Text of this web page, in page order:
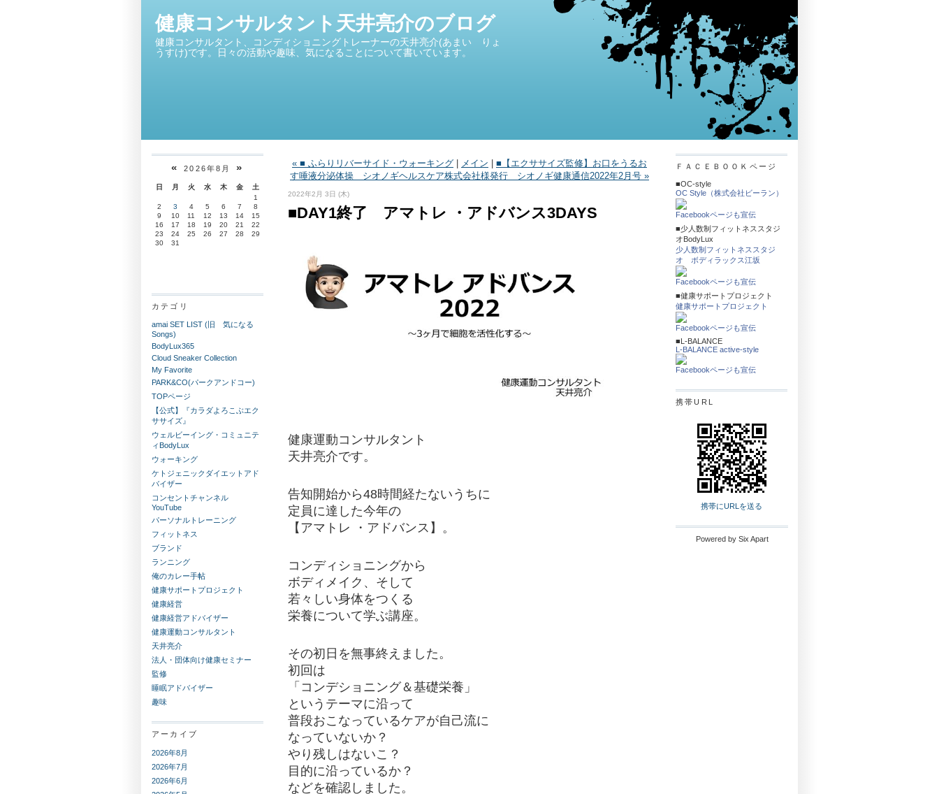
健康コンサルタント天井亮介のブログ
健康コンサルタント、コンディショニングトレーナーの天井亮介(あまい りょ
うすけ)です。日々の活動や趣味、気になることについて書いています。
«2026年8月 »
日 月 火 水 木 金
土
1
2
3 4 5 6 7
8
9
10 11 12 13 14
15
16
17 18 19 20 21
22
23
24 25 26 27 28
29
30
31
カテゴリ
amai SET LIST (旧 気になる
Songs)
BodyLux365
Cloud Sneaker Collection
My Favorite
PARK&CO(パークアンドコー)
TOPページ
【公式】『カラダよろこぶエク
ササイズ』
ウェルビーイング・コミュニテ
ィBodyLux
ウォーキング
ケトジェニックダイエットアド
バイザー
コンセントチャンネル
YouTube
パーソナルトレーニング
フィットネス
ブランド
ランニング
俺のカレー手帖
健康サポートプロジェクト
健康経営
健康経営アドバイザー
健康運動コンサルタント
天井亮介
法人・団体向け健康セミナー
監修
睡眠アドバイザー
趣味
アーカイブ
2026年8月
2026年7月
2026年6月
« ■ ふらりリバーサイド・ウォーキング メイン
■【エクササイズ監修】お口をうるお
す唾液分泌体操 シオノギヘルスケア株式会社様発行 シオノギ健康通信2022年2月号 »
2022年2月 3日 (木)
■DAY1終了 アマトレ ・アドバンス3DAYS
健康運動コンサルタント
天井亮介です。
告知開始から48時間経たないうちに
定員に達した今年の
【アマトレ ・アドバンス】。
コンディショニングから
ボディメイク、そして
若々しい身体をつくる
栄養について学ぶ講座。
その初日を無事終えました。
初回は
「コンデショニング＆基礎栄養」
というテーマに沿って
普段おこなっているケアが自己流に
なっていないか？
やり残しはないこ？
目的に沿っているか？
などを確認しました。
ＦＡＣＥＢＯＯＫページ
■OC-style
OC Style（株式会社ビーラン）
Facebookページも宣伝
■少人数制フィットネススタジ
オBodyLux
少人数制フィットネススタジ
オ ボディラックス江坂
Facebookページも宣伝
■健康サポートプロジェクト
健康サポートプロジェクト
Facebookページも宣伝
■L-BALANCE
L-BALANCE active-style
Facebookページも宣伝
携帯URL
携帯にURLを送る
Powered by Six Apart